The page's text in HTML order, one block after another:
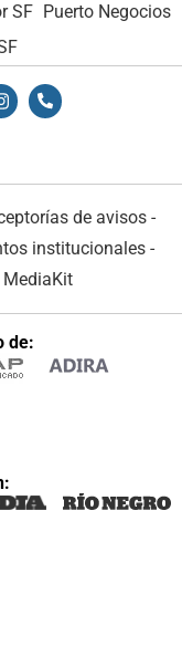
SF Puerto Negocios
de avisos -
institucionales -
MediaKit
de: